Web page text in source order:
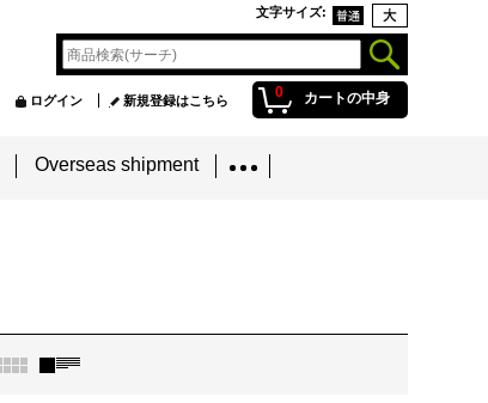
文字サイズ:
0 カートの中身
ログイン 新規登録はこちら
Overseas shipment